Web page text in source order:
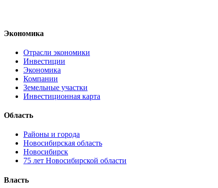
Экономика
Отрасли экономики
Инвестиции
Экономика
Компании
Земельные участки
Инвестиционная карта
Область
Районы и города
Новосибирская область
Новосибирск
75 лет Новосибирской области
Власть